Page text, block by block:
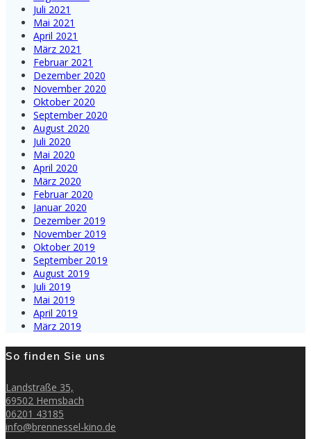
Juli 2021
Mai 2021
April 2021
März 2021
Februar 2021
Dezember 2020
November 2020
Oktober 2020
September 2020
August 2020
Juli 2020
Mai 2020
April 2020
März 2020
Februar 2020
Januar 2020
Dezember 2019
November 2019
Oktober 2019
September 2019
August 2019
Juli 2019
Mai 2019
April 2019
März 2019
So finden Sie uns
Landstraße 35,
69502 Hemsbach
06201 43185
info@brennessel-kino.de